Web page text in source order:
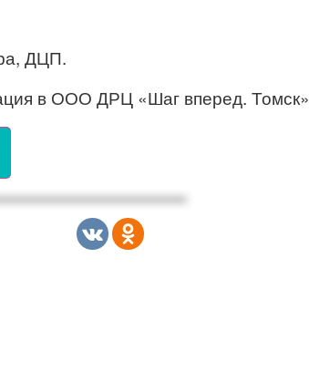
ДЦП.
в ООО ДРЦ «Шаг вперед. Томск»